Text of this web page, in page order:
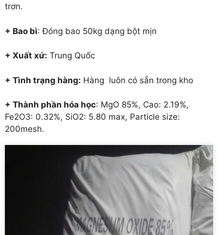
trơn.
+ Bao bì: Đóng bao 50kg dạng bột mịn
+ Xuất xứ: Trung Quốc
+ Tình trạng hàng: Hàng luôn có sẵn trong kho
+ Thành phần hóa học: MgO 85%, Cao: 2.19%,
Fe2O3: 0.32%, SiO2: 5.80 max, Particle size:
200mesh.